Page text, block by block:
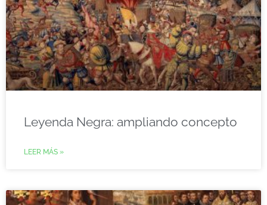
Leyenda Negra: ampliando concepto
LEER MÁS »